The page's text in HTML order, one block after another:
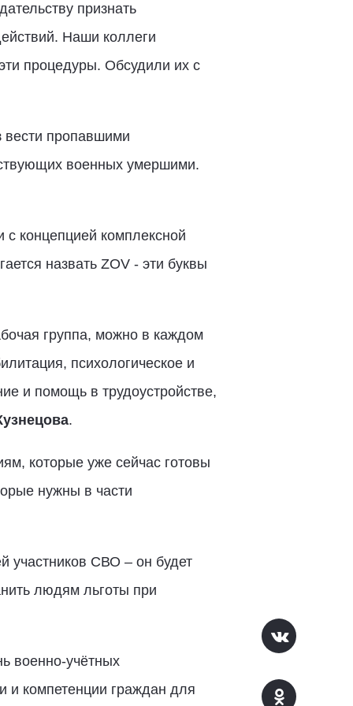
признать
Наши коллеги
процедуры. Обсудили их с
вести пропавшими
военных умершими.
концепцией комплексной
назвать ZOV - эти буквы
группа, можно в каждом
психологическое и
и помощь в трудоустройстве,
.
которые уже сейчас готовы
нужны в части
участников СВО – он будет
людям льготы при
военно-учётных
и компетенции граждан для